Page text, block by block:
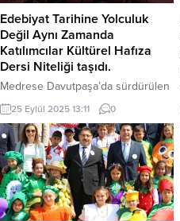
Edebiyat Tarihine Yolculuk
Değil Aynı Zamanda
Katılımcılar Kültürel Hafıza
Dersi Niteliği taşıdı.
Medrese Davutpaşa’da sürdürülen
Divan Sohbetleri’nde Dr. Neslihan
Dokumacı, “Yûsufî Aşktan Yûsufî
Şiire” başlıklı konuşmasında klasik
edebiyatımızda aşkın merkezî
konumunu ele aldı. Katılımcılar,
Yûsuf ve Züleyha kıssasının
şiirimizde bıraktığı derin izleri tarihî,
kültürel ve edebî bağlamlarıyla
25 Eylül 2025 13:11 0